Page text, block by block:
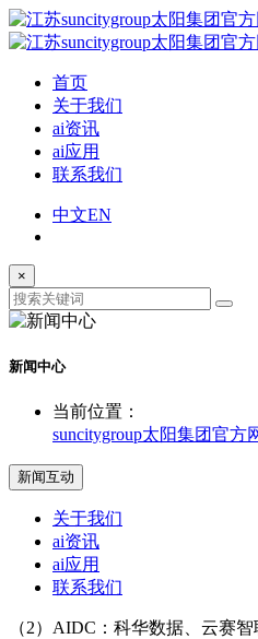
首页
关于我们
ai资讯
ai应用
联系我们
中文EN
×
新闻中心
当前位置：
suncitygroup太阳集团官方
新闻互动
关于我们
ai资讯
ai应用
联系我们
（2）AIDC：科华数据、云赛